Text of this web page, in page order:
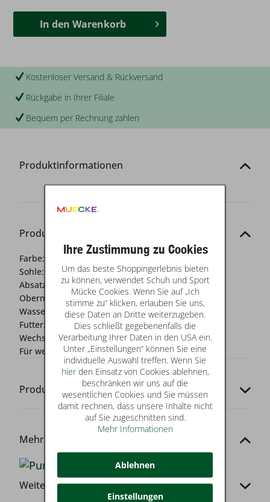
In den Warenkorb
Kostenloser Versand & Rückversand
Rückgabe in Ihrer Filiale
Bequem per Rechnung zahlen
Produktinformationen
Produkt-Details
Farbe:
Sohle:
flexible Laufsohle
Absatz:
0-2 cm
Obermaterial: Textil
Wasserschutz: Nein
Futter:
Wechselfussbett: Ja
Für wen?:
Jungen
Produkt-Codes
Mehr von dieser Marke
Weitere Infos
Ihre Zustimmung zu Cookies
Um das beste Shoppingerlebnis bieten
zu können, verwendet Schuh und Sport
Mücke Cookies. Wenn Sie auf „Ich
stimme zu“ klicken, erlauben Sie uns,
diese Daten an Dritte weiterzugeben.
Dies schließt gegebenenfalls die
Verarbeitung Ihrer Daten in den USA ein.
Unter „Einstellungen“ können Sie eine
individuelle Auswahl treffen. Wenn Sie
hierden Einsatz von Cookies ablehnen,
beschränken wir uns auf die
wesentlichen Cookies und Sie müssen
damit rechnen, dass unsere Inhalte nicht
auf Sie zugeschnitten sind.
Mehr Informationen
Ablehnen
Einstellungen